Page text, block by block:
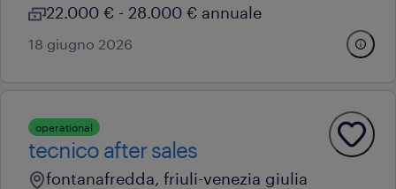
22.000 € - 28.000 € annuale
18 giugno 2026
operational
tecnico after sales
fontanafredda, friuli-venezia giulia